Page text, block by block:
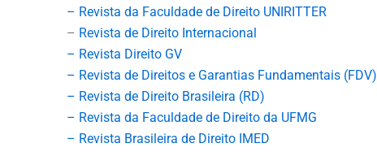
– Revista da Faculdade de Direito UNIRITTER
– Revista de Direito Internacional
– Revista Direito GV
– Revista de Direitos e Garantias Fundamentais (FDV)
– Revista de Direito Brasileira (RD)
– Revista da Faculdade de Direito da UFMG
– Revista Brasileira de Direito IMED